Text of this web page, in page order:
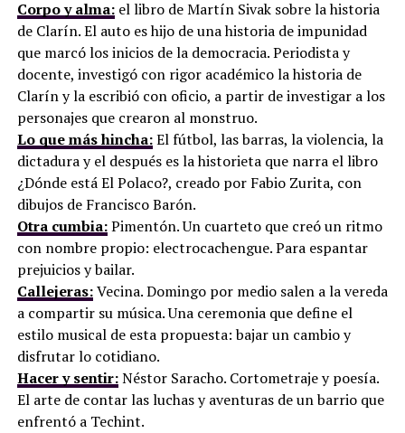
Corpo y alma:el libro de Martín Sivak sobre la historia
de Clarín. El auto es hijo de una historia de impunidad
que marcó los inicios de la democracia. Periodista y
docente, investigó con rigor académico la historia de
Clarín y la escribió con oficio, a partir de investigar a los
personajes que crearon al monstruo.
Lo que más hincha:El fútbol, las barras, la violencia, la
dictadura y el después es la historieta que narra el libro
¿Dónde está El Polaco?, creado por Fabio Zurita, con
dibujos de Francisco Barón.
Otra cumbia:Pimentón. Un cuarteto que creó un ritmo
con nombre propio: electrocachengue. Para espantar
prejuicios y bailar.
Callejeras:Vecina. Domingo por medio salen a la vereda
a compartir su música. Una ceremonia que define el
estilo musical de esta propuesta: bajar un cambio y
disfrutar lo cotidiano.
Hacer y sentir:Néstor Saracho. Cortometraje y poesía.
El arte de contar las luchas y aventuras de un barrio que
enfrentó a Techint.